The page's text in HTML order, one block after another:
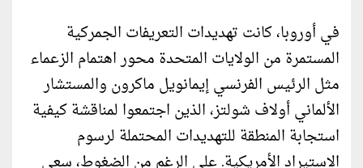
في أوروبا، كانت تهديدات التعريفات الجمركية
المستمرة من الولايات المتحدة محور اهتمام الزعماء
مثل الرئيس الفرنسي إيمانويل ماكرون والمستشار
الألماني أولاف شولتز، الذين اجتمعوا لمناقشة كيفية
استجابة المنطقة للتهديدات المحتملة لرسوم